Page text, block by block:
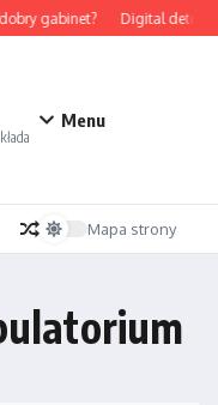
gabinet? Digital detox i
Menu
Mapa strony